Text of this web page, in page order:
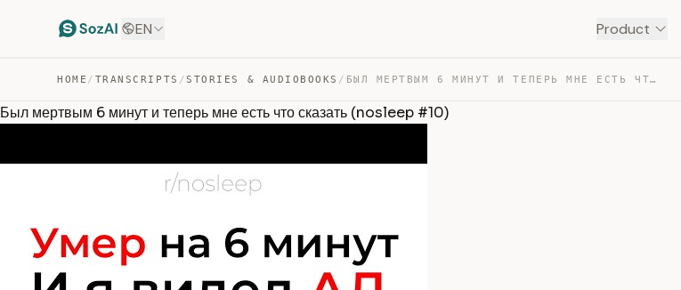
EN Product
HOME / TRANSCRIPTS /STORIES & AUDIOBOOKS / БЫЛ МЕРТВЫМ 6 МИНУТ И ТЕПЕРЬ МНЕ ЕСТЬ ЧТО СКАЗАТЬ (NOSL… — TRANSCRIPT
Был мертвым 6 минут и теперь мне есть что сказать (nosleep #10)